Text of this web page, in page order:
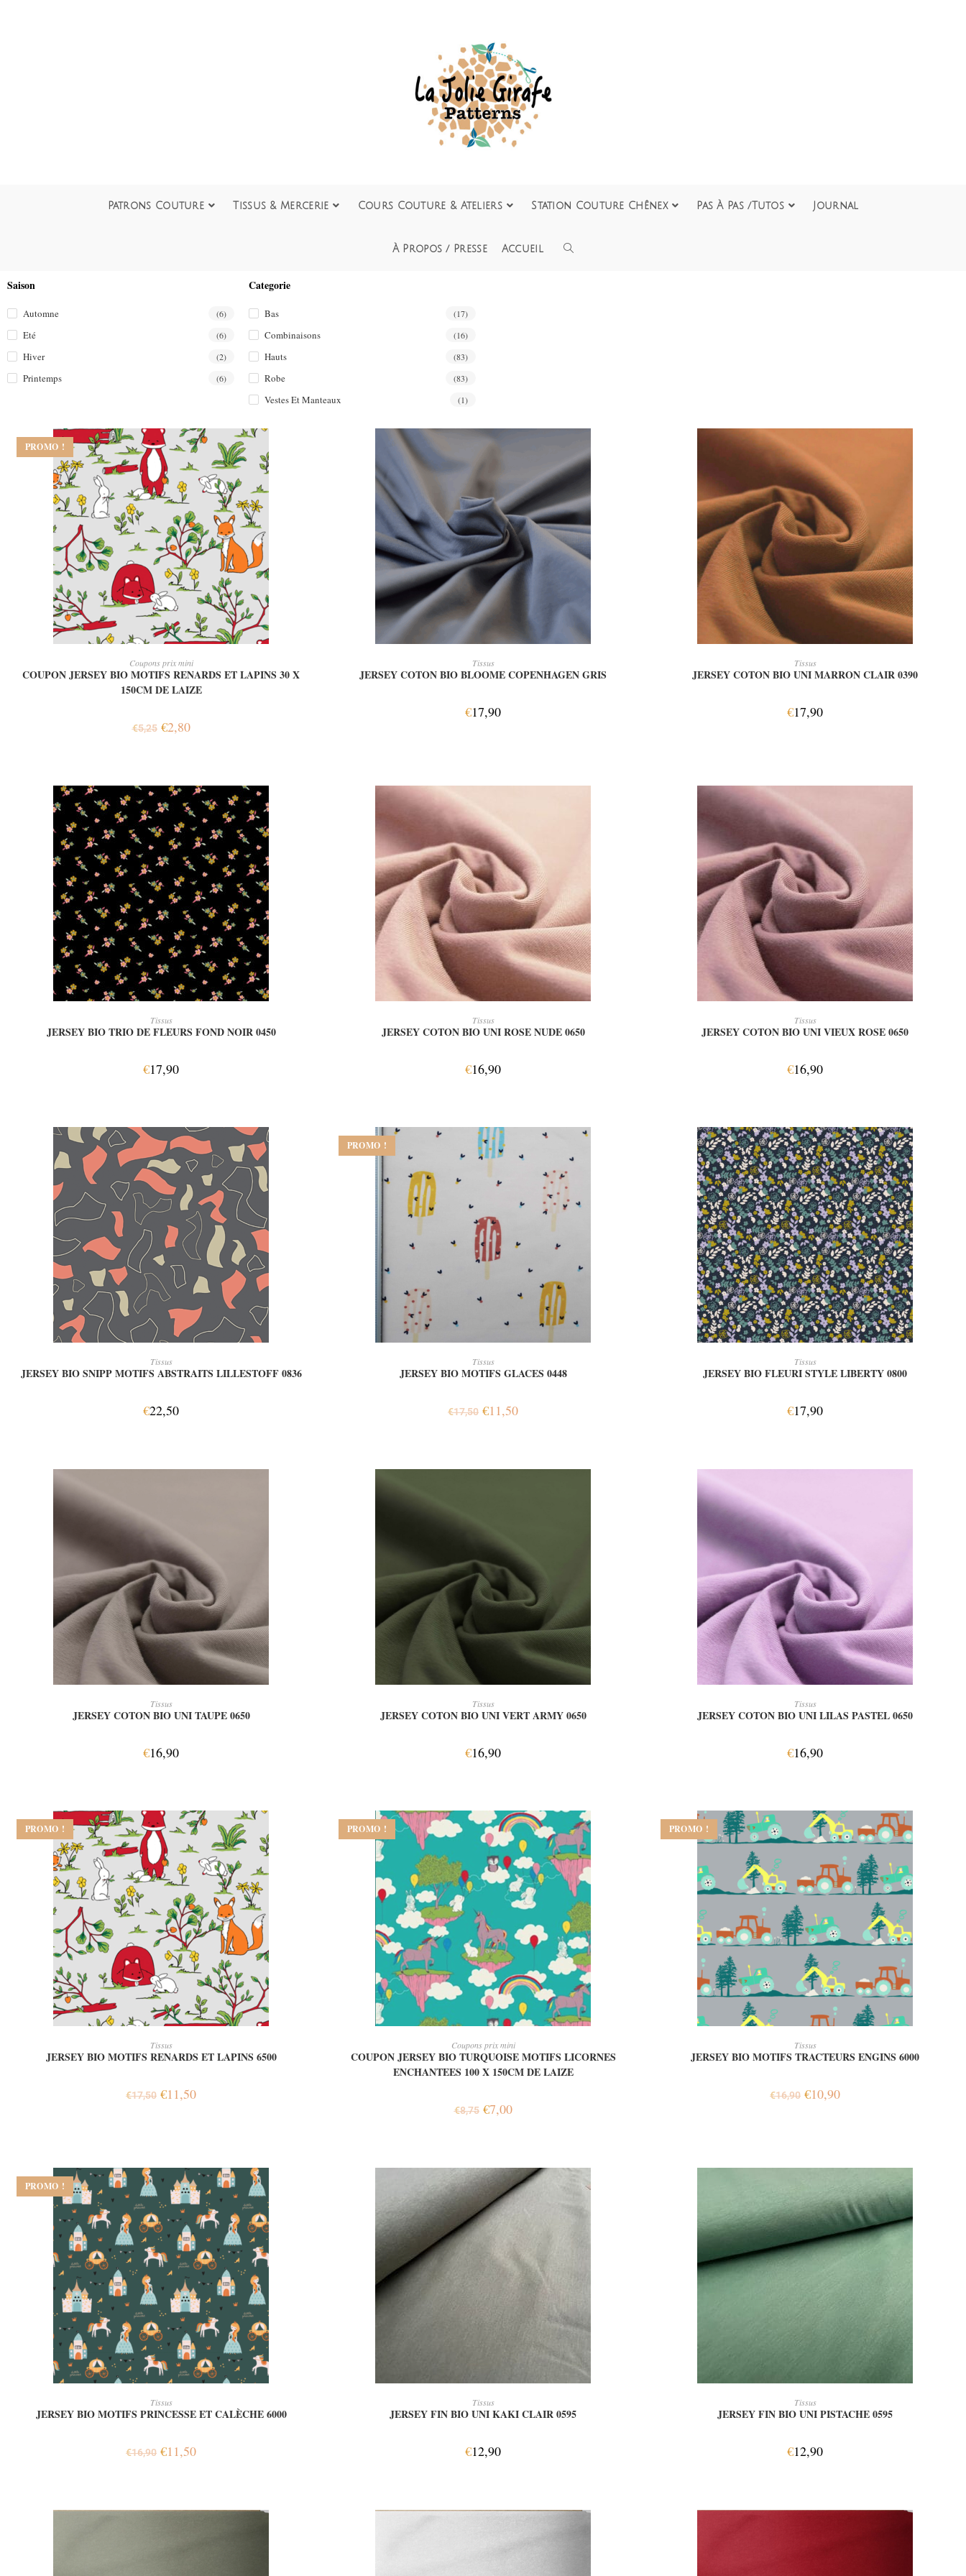
Patrons Couture Tissus & Mercerie Cours Couture & Ateliers Station Couture Chênex Pas À Pas /Tutos Journal
À Propos / Presse Accueil
Saison
Automne (6)
Eté (6)
Hiver (2)
Printemps (6)
Categorie
Bas (17)
Combinaisons (16)
Hauts (83)
Robe (83)
Vestes Et Manteaux (1)
PROMO !
AJOUTER AU PANIER
Coupons prix mini
COUPON JERSEY BIO MOTIFS RENARDS ET LAPINS 30 X
150CM DE LAIZE
€5,25 €2,80
AJOUTER AU PANIER
Tissus
JERSEY COTON BIO BLOOME COPENHAGEN GRIS
€17,90
AJOUTER AU PANIER
Tissus
JERSEY COTON BIO UNI MARRON CLAIR 0390
€17,90
AJOUTER AU PANIER
Tissus
JERSEY BIO TRIO DE FLEURS FOND NOIR 0450
€17,90
AJOUTER AU PANIER
Tissus
JERSEY COTON BIO UNI ROSE NUDE 0650
€16,90
AJOUTER AU PANIER
Tissus
JERSEY COTON BIO UNI VIEUX ROSE 0650
€16,90
AJOUTER AU PANIER
Tissus
JERSEY BIO SNIPP MOTIFS ABSTRAITS LILLESTOFF 0836
€22,50
PROMO !
AJOUTER AU PANIER
Tissus
JERSEY BIO MOTIFS GLACES 0448
€17,50 €11,50
AJOUTER AU PANIER
Tissus
JERSEY BIO FLEURI STYLE LIBERTY 0800
€17,90
AJOUTER AU PANIER
Tissus
JERSEY COTON BIO UNI TAUPE 0650
€16,90
AJOUTER AU PANIER
Tissus
JERSEY COTON BIO UNI VERT ARMY 0650
€16,90
AJOUTER AU PANIER
Tissus
JERSEY COTON BIO UNI LILAS PASTEL 0650
€16,90
PROMO !
AJOUTER AU PANIER
Tissus
JERSEY BIO MOTIFS RENARDS ET LAPINS 6500
€17,50 €11,50
PROMO !
AJOUTER AU PANIER
Coupons prix mini
COUPON JERSEY BIO TURQUOISE MOTIFS LICORNES
ENCHANTEES 100 X 150CM DE LAIZE
€8,75 €7,00
PROMO !
AJOUTER AU PANIER
Tissus
JERSEY BIO MOTIFS TRACTEURS ENGINS 6000
€16,90 €10,90
PROMO !
AJOUTER AU PANIER
Tissus
JERSEY BIO MOTIFS PRINCESSE ET CALÈCHE 6000
€16,90 €11,50
AJOUTER AU PANIER
Tissus
JERSEY FIN BIO UNI KAKI CLAIR 0595
€12,90
AJOUTER AU PANIER
Tissus
JERSEY FIN BIO UNI PISTACHE 0595
€12,90